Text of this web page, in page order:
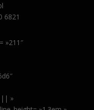
6821
»211″
»